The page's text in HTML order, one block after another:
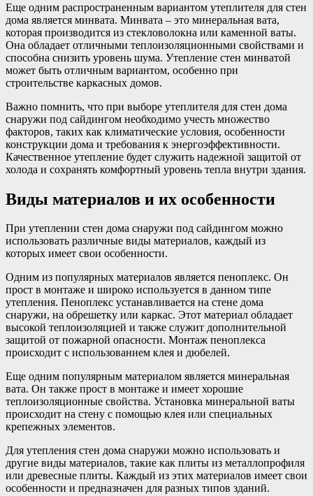
Еще одним распространенным вариантом утеплителя для стен
дома является минвата. Минвата – это минеральная вата,
которая производится из стекловолокна или каменной ваты.
Она обладает отличными теплоизоляционными свойствами и
способна снизить уровень шума. Утепление стен минватой
может быть отличным вариантом, особенно при
строительстве каркасных домов.
Важно помнить, что при выборе утеплителя для стен дома
снаружи под сайдингом необходимо учесть множество
факторов, таких как климатические условия, особенности
конструкции дома и требования к энергоэффективности.
Качественное утепление будет служить надежной защитой от
холода и сохранять комфортный уровень тепла внутри здания.
Виды материалов и их особенности
При утеплении стен дома снаружи под сайдингом можно
использовать различные виды материалов, каждый из
которых имеет свои особенности.
Одним из популярных материалов является пеноплекс. Он
прост в монтаже и широко используется в данном типе
утепления. Пеноплекс устанавливается на стене дома
снаружи, на обрешетку или каркас. Этот материал обладает
высокой теплоизоляцией и также служит дополнительной
защитой от пожарной опасности. Монтаж пеноплекса
происходит с использованием клея и дюбелей.
Еще одним популярным материалом является минеральная
вата. Он также прост в монтаже и имеет хорошие
теплоизоляционные свойства. Установка минеральной ваты
происходит на стену с помощью клея или специальных
крепежных элементов.
Для утепления стен дома снаружи можно использовать и
другие виды материалов, такие как плиты из металлопрофиля
или древесные плиты. Каждый из этих материалов имеет свои
особенности и предназначен для разных типов зданий.